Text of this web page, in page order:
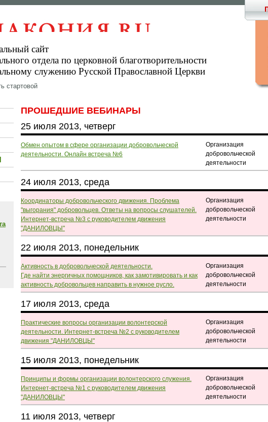
сайт
отдела по церковной благотворительности
служению Русской Православной Церкви
стартовой
ПРОШЕДШИЕ ВЕБИНАРЫ
25 июля 2013, четверг
Обмен опытом в сфере организации добровольческой
деятельности. Онлайн встреча №6
Организация
добровольческой
деятельности
24 июля 2013, среда
Координаторы добровольческого движения. Проблема
"выгорания" добровольцев. Ответы на вопросы слушателей.
Интернет-встреча №3 с руководителем движения
"ДАНИЛОВЦЫ"
Организация
добровольческой
деятельности
22 июля 2013, понедельник
Активность в добровольческой деятельности.
Где найти энергичных помощников, как замотивировать и как
активность добровольцев направить в нужное русло.
Организация
добровольческой
деятельности
17 июля 2013, среда
Практические вопросы организации волонтерской
деятельности. Интернет-встреча №2 с руководителем
движения "ДАНИЛОВЦЫ"
Организация
добровольческой
деятельности
15 июля 2013, понедельник
Принципы и формы организации волонтерского служения.
Интернет-встреча №1 с руководителем движения
"ДАНИЛОВЦЫ"
Организация
добровольческой
деятельности
11 июля 2013, четверг